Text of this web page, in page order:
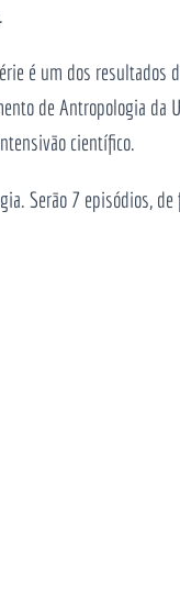
é um dos resultados
de Antropologia
científico.
Serão 7 episódios,